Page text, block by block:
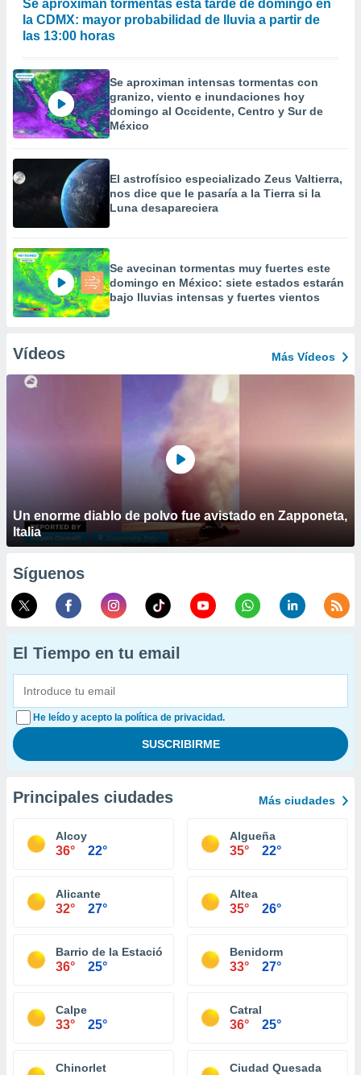
Se aproximan tormentas esta tarde de domingo en
la CDMX: mayor probabilidad de lluvia a partir de
las 13:00 horas
Se aproximan intensas tormentas con
granizo, viento e inundaciones hoy
domingo al Occidente, Centro y Sur de
México
El astrofísico especializado Zeus Valtierra,
nos dice que le pasaría a la Tierra si la
Luna desapareciera
Se avecinan tormentas muy fuertes este
domingo en México: siete estados estarán
bajo lluvias intensas y fuertes vientos
Vídeos Más Vídeos
Un enorme diablo de polvo fue avistado en Zapponeta,
Italia
Síguenos
El Tiempo en tu email
He leído y acepto la política de privacidad.
Principales ciudades Más ciudades
Alcoy
36° 22°
Algueña
35° 22°
Alicante
32° 27°
Altea
35° 26°
Barrio de la Estación de Crevillente
36° 25°
Benidorm
33° 27°
Calpe
33° 25°
Catral
36° 25°
Chinorlet Ciudad Quesada